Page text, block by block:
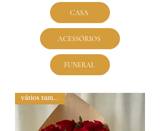
CASA
ACESSÓRIOS
FUNERAL
vários tamanhos